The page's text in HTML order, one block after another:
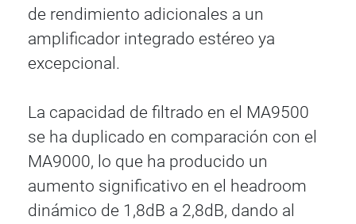
de rendimiento adicionales a un
amplificador integrado estéreo ya
excepcional.
La capacidad de filtrado en el MA9500
se ha duplicado en comparación con el
MA9000, lo que ha producido un
aumento significativo en el headroom
dinámico de 1,8dB a 2,8dB, dando al